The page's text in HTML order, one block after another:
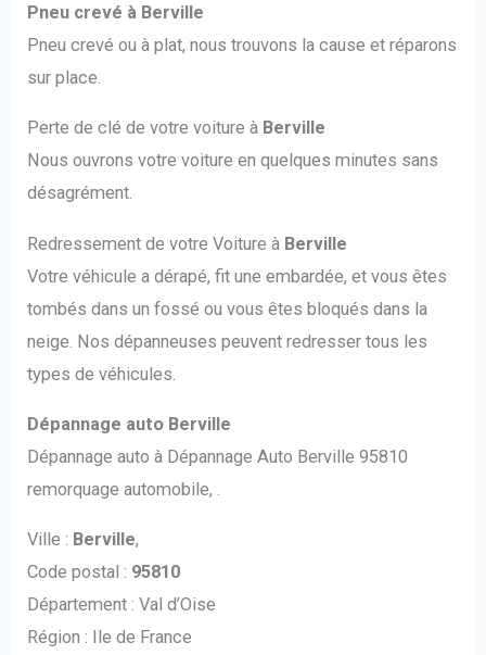
Pneu crevé à Berville
Pneu crevé ou à plat, nous trouvons la cause et réparons
sur place.
Perte de clé de votre voiture à Berville
Nous ouvrons votre voiture en quelques minutes sans
désagrément.
Redressement de votre Voiture à Berville
Votre véhicule a dérapé, fit une embardée, et vous êtes
tombés dans un fossé ou vous êtes bloqués dans la
neige. Nos dépanneuses peuvent redresser tous les
types de véhicules.
Dépannage auto Berville
Dépannage auto à Dépannage Auto Berville 95810
remorquage automobile, .
Ville : Berville,
Code postal : 95810
Département : Val d’Oise
Région : Ile de France